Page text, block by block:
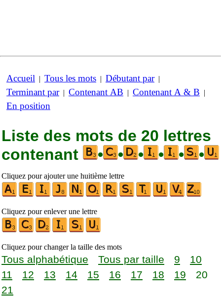
Accueil | Tous les mots | Débutant par|
Terminant par| Contenant AB | Contenant A & B |
En position
Liste des mots de 20 lettres
contenant
• • • • • •
Cliquez pour ajouter une huitième lettre
Cliquez pour enlever une lettre
Cliquez pour changer la taille des mots
Tous alphabétique Tous par taille 9
10
11
12 13 14 15 16 17 18 19
20
21